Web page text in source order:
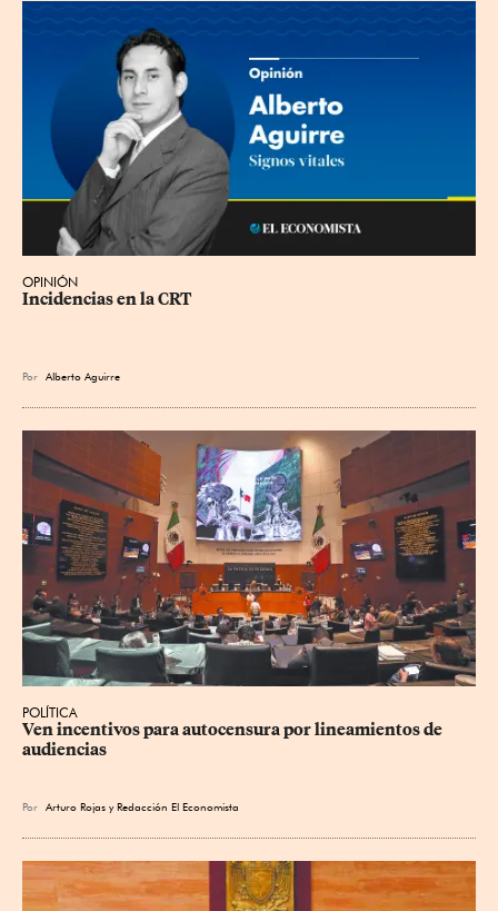
OPINIÓN
Incidencias en la CRT
Por Alberto Aguirre
POLÍTICA
Ven incentivos para autocensura por lineamientos de
audiencias
Por Arturo Rojas yRedacción El Economista